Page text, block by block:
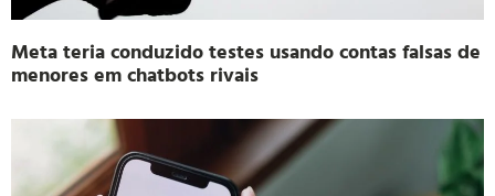
Meta teria conduzido testes usando contas falsas de
menores em chatbots rivais